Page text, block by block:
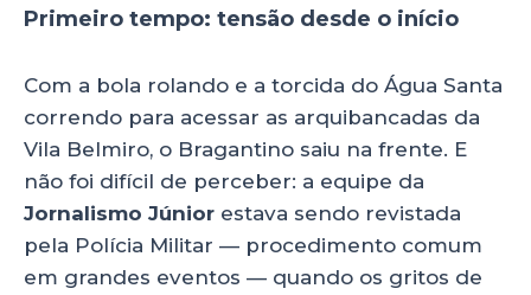
Primeiro tempo: tensão desde o início
Com a bola rolando e a torcida do Água Santa
correndo para acessar as arquibancadas da
Vila Belmiro, o Bragantino saiu na frente. E
não foi difícil de perceber: a equipe da
Jornalismo Júnior estava sendo revistada
pela Polícia Militar — procedimento comum
em grandes eventos — quando os gritos de